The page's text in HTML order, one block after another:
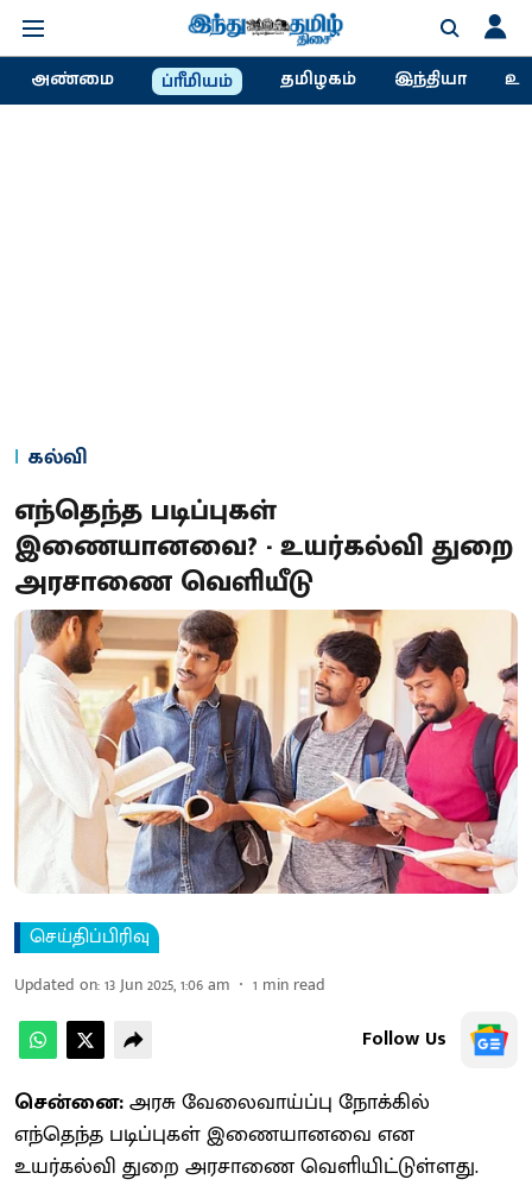
அண்மை ப்ரீமியம் தமிழகம் இந்தியா
கல்வி
எந்தெந்த படிப்புகள்
இணையானவை? - உயர்கல்வி துறை
அரசாணை வெளியீடு
செய்திப்பிரிவு
Updated on:13 Jun 2025, 1:06 am 1 min read
Follow Us
சென்னை:அரசு வேலைவாய்ப்பு நோக்கில்
எந்தெந்த படிப்புகள் இணையானவை என
உயர்கல்வி துறை அரசாணை வெளியிட்டுள்ளது.